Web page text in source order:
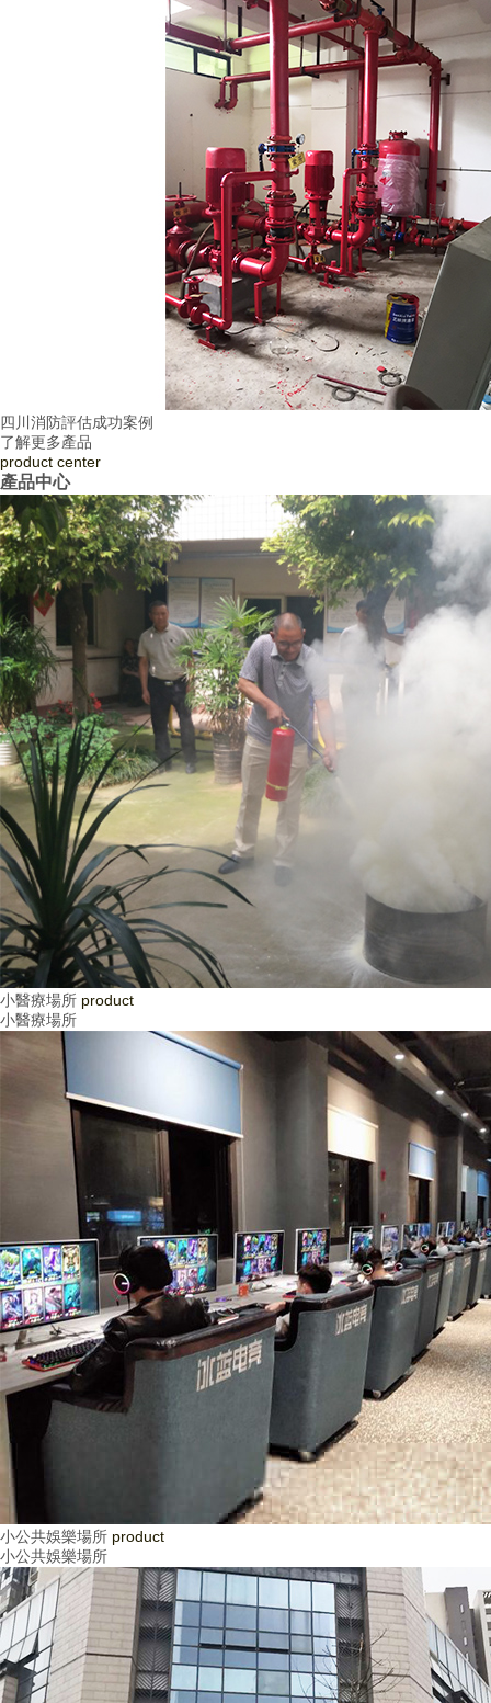
四川消防評估成功案例
了解更多產品
product center
產品中心
小醫療場所 product
小醫療場所
小公共娛樂場所 product
小公共娛樂場所